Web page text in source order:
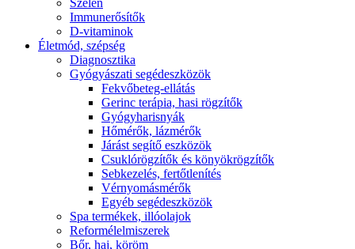
Szelén
Immunerősítők
D-vitaminok
Életmód, szépség
Diagnosztika
Gyógyászati segédeszközök
Fekvőbeteg-ellátás
Gerinc terápia, hasi rögzítők
Gyógyharisnyák
Hőmérők, lázmérők
Járást segítő eszközök
Csuklórögzítők és könyökrögzítők
Sebkezelés, fertőtlenítés
Vérnyomásmérők
Egyéb segédeszközök
Spa termékek, illóolajok
Reformélelmiszerek
Bőr, haj, köröm